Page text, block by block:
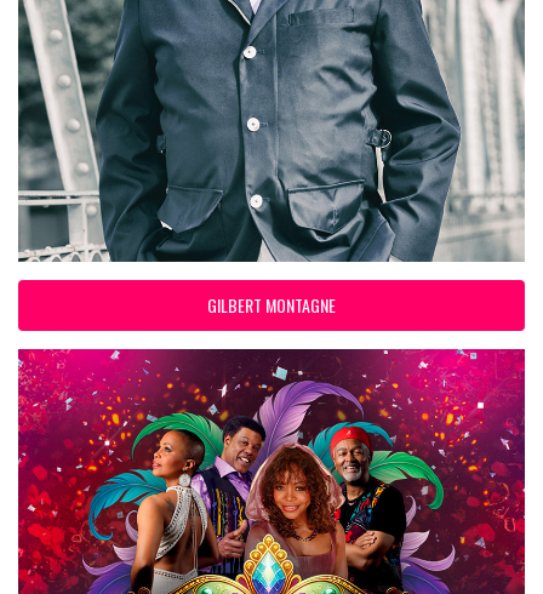
GILBERT MONTAGNE